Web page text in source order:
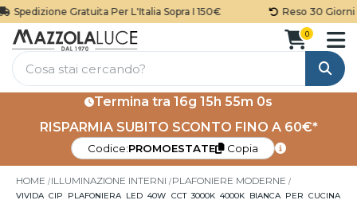
Spedizione Gratuita Per L'Italia Sopra I 150€ Reso 30 Giorni
Cerca
0
Termina tra16g 15h 54m 59s
RISPARMIA SUBITO SCONTO FINO A 60€*
Codice:PROMOESTATE Copia
HOME ILLUMINAZIONE INTERNI PLAFONIERE MODERNE
VIVIDA CIP PLAFONIERA LED 40W CCT 3000K 4000K BIANCA PER CUCINA